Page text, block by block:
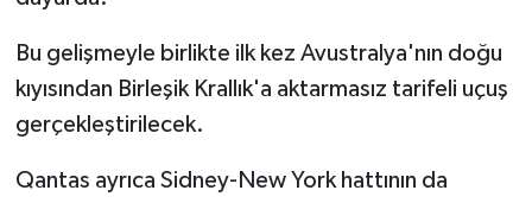
Bu gelişmeyle birlikte ilk kez Avustralya'nın doğu
kıyısından Birleşik Krallık'a aktarmasız tarifeli uçuş
gerçekleştirilecek.
Qantas ayrıca Sidney-New York hattının da